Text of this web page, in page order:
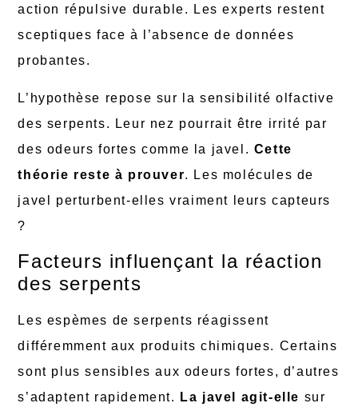
action répulsive durable. Les experts restent
sceptiques face à l’absence de données
probantes.
L’hypothèse repose sur la sensibilité olfactive
des serpents. Leur nez pourrait être irrité par
des odeurs fortes comme la javel. Cette
théorie reste à prouver. Les molécules de
javel perturbent-elles vraiment leurs capteurs
?
Facteurs influençant la réaction
des serpents
Les espèmes de serpents réagissent
différemment aux produits chimiques. Certains
sont plus sensibles aux odeurs fortes, d’autres
s’adaptent rapidement.
La javel agit-elle sur